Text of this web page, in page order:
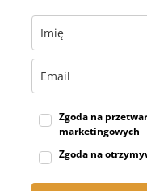
Zgoda na
marketingowych
Zgoda na